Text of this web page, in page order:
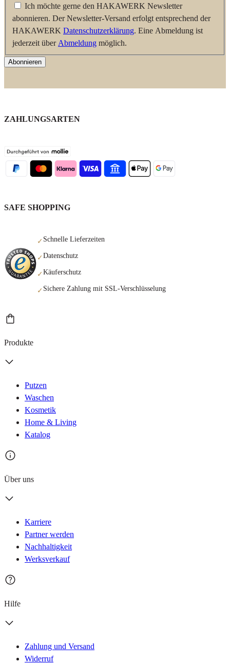
Ich möchte gerne den HAKAWERK Newsletter
abonnieren. Der Newsletter-Versand erfolgt entsprechend der
HAKAWERK Datenschutzerklärung. Eine Abmeldung ist
jederzeit über Abmeldung möglich.
Abonnieren
ZAHLUNGSARTEN
SAFE SHOPPING
✓ Schnelle Lieferzeiten
✓Datenschutz
✓Käuferschutz
✓ Sichere Zahlung mit SSL-Verschlüsselung
Produkte
Putzen
Waschen
Kosmetik
Home & Living
Katalog
Über uns
Karriere
Partner werden
Nachhaltigkeit
Werksverkauf
Hilfe
Zahlung und Versand
Widerruf